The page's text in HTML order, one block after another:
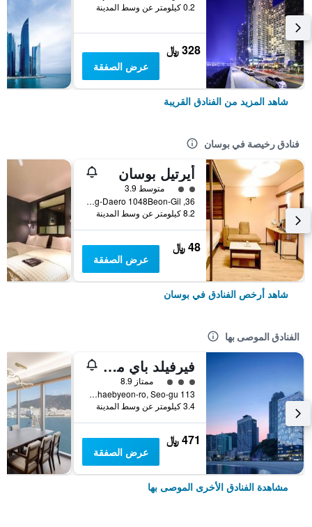
0.2 كيلومتر عن وسط المدينة
328 ﷼
عرض الصفقة
شاهد المزيد من الفنادق القريبة
فنادق رخيصة في بوسان
أيرتيل بوسان
تقييم فئة 2متوسط 3.9
36, Nakdong-Daero 1048Beon-Gil, بوسان, كوريا الجنوبية
8.2 كيلومتر عن وسط المدينة
48 ﷼
عرض الصفقة
شاهد أرخص الفنادق في بوسان
الفنادق الموصى بها
فيرفيلد باي ماريوت بوسان سونجدو بيتش
تقييم فئة 3ممتاز 8.9
113 Songdohaebyeon-ro, Seo-gu, بوسان, كوريا الجنوبية
3.4 كيلومتر عن وسط المدينة
471 ﷼
عرض الصفقة
مشاهدة الفنادق الأخرى الموصى بها